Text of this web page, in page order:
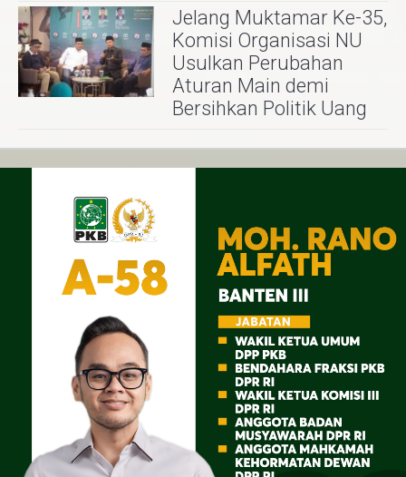
Jelang Muktamar Ke-35,
Komisi Organisasi NU
Usulkan Perubahan
Aturan Main demi
Bersihkan Politik Uang